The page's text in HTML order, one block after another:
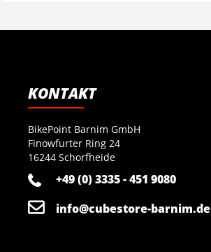
KONTAKT
BikePoint Barnim GmbH
Finowfurter Ring 24
16244 Schorfheide
+49 (0) 3335 - 451 9080
info@cubestore-barnim.de